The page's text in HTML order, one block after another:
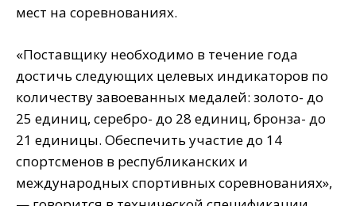
мест на соревнованиях.
«Поставщику необходимо в течение года
достичь следующих целевых индикаторов по
количеству завоеванных медалей: золото- до
25 единиц, серебро- до 28 единиц, бронза- до
21 единицы. Обеспечить участие до 14
спортсменов в республиканских и
международных спортивных соревнованиях»,